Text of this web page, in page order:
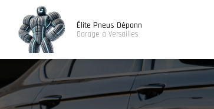
contenu
principal
Élite Pneus Dépann
Garage à Versailles